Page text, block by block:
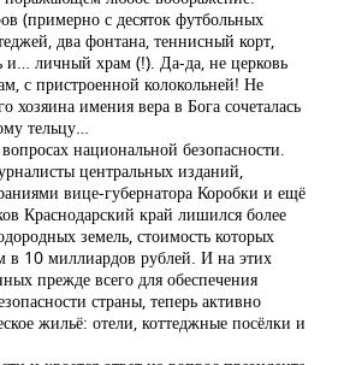
(примерно с десяток футбольных
два фонтана, теннисный корт,
и… личный храм (!). Да-да, не церковь
с пристроенной колокольней! Не
хозяина имения вера в Бога сочеталась
тельцу…
национальной безопасности.
центральных изданий,
вице-губернатора Коробки и ещё
Краснодарский край лишился более
земель, стоимость которых
в 10 миллиардов рублей. И на этих
прежде всего для обеспечения
страны, теперь активно
жильё: отели, коттеджные посёлки и